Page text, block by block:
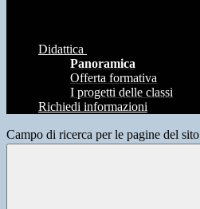
Didattica
Panoramica
Offerta formativa
I progetti delle classi
Richiedi informazioni
Campo di ricerca per le pagine del sito